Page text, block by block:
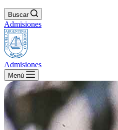
Buscar
Admisiones
Admisiones
Menú